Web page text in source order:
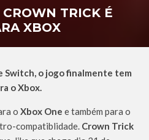
TRICK É
XBOX
Switch, o jogo finalmente tem
o Xbox.
o Xbox One e também para o
compatiblidade. Crown Trick